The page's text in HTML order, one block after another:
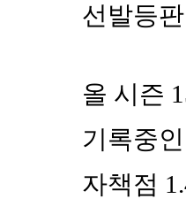
선발등
올 시즌
기록중
자책점